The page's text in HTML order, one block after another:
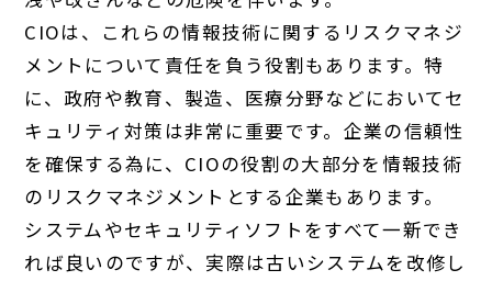
CIOは、これらの情報技術に関するリスクマネジ
メントについて責任を負う役割もあります。特
に、政府や教育、製造、医療分野などにおいてセ
キュリティ対策は非常に重要です。企業の信頼性
を確保する為に、CIOの役割の大部分を情報技術
のリスクマネジメントとする企業もあります。
システムやセキュリティソフトをすべて一新でき
れば良いのですが、実際は古いシステムを改修し